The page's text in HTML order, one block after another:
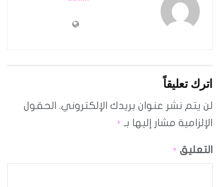
اترك تعليقاً
لن يتم نشر عنوان بريدك الإلكتروني. الحقول
الإلزامية مشار إليها بـ *
التعليق *